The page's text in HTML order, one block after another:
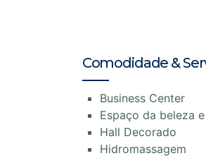
Comodidade &
Business Center
Espaço da beleza
Hall Decorado
Hidromassagem